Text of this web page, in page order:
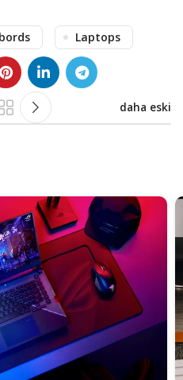
Laptops
daha eski